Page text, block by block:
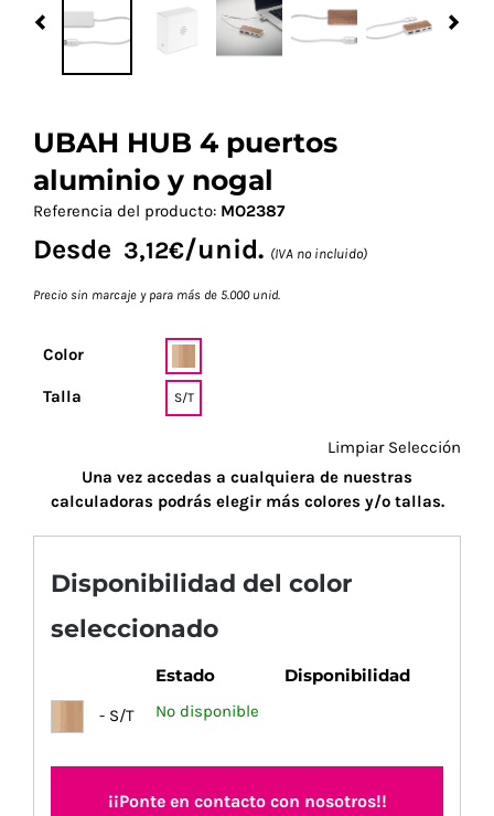
Previous
UBAH HUB 4 puertos
aluminio y nogal
Referencia del producto: MO2387
Desde 3,12€/unid. (IVA no incluido)
Precio sin marcaje y para más de 5.000 unid.
Color
Talla S/T
Limpiar Selección
Una vez accedas a cualquiera de nuestras
calculadoras podrás elegir más colores y/o tallas.
Disponibilidad del color
seleccionado
Estado Disponibilidad
- S/T No disponible
¡¡Ponte en contacto con nosotros!!